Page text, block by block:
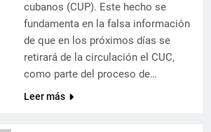
cubanos (CUP). Este hecho se
fundamenta en la falsa información
de que en los próximos días se
retirará de la circulación el CUC,
como parte del proceso de…
Leer más